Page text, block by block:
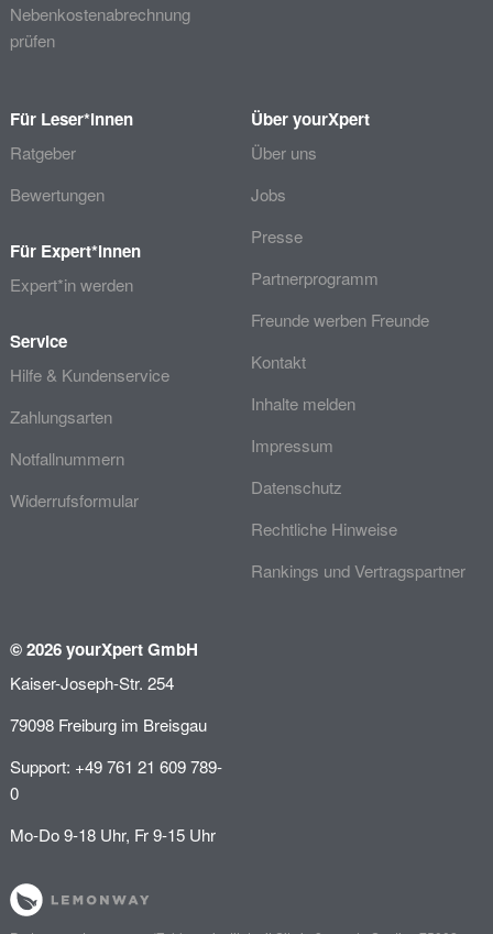
Nebenkostenabrechnung
prüfen
Für Leser*innen
Ratgeber
Bewertungen
Für Expert*innen
Expert*in werden
Service
Hilfe & Kundenservice
Zahlungsarten
Notfallnummern
Widerrufsformular
Über yourXpert
Über uns
Jobs
Presse
Partnerprogramm
Freunde werben Freunde
Kontakt
Inhalte melden
Impressum
Datenschutz
Rechtliche Hinweise
Rankings und Vertragspartner
© 2026 yourXpert GmbH
Kaiser-Joseph-Str. 254
79098 Freiburg im Breisgau
Support: +49 761 21 609 789-
0
Mo-Do 9-18 Uhr, Fr 9-15 Uhr